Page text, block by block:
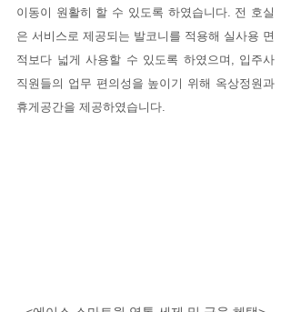
이동이 원활히 할 수 있도록 하였습니다. 전 호실
은 서비스로 제공되는 발코니를 적용해 실사용 면
적보다 넓게 사용할 수 있도록 하였으며, 입주사
직원들의 업무 편의성을 높이기 위해 옥상정원과
휴게공간을 제공하였습니다.